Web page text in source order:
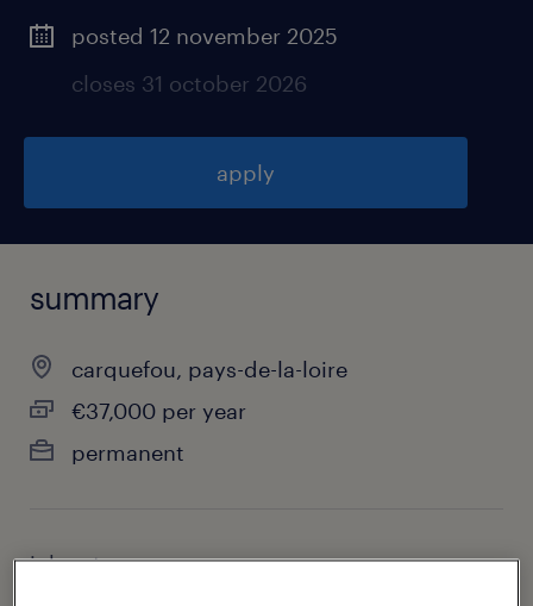
posted 12 november 2025
closes 31 october 2026
apply
summary
carquefou, pays-de-la-loire
€37,000 per year
permanent
job category